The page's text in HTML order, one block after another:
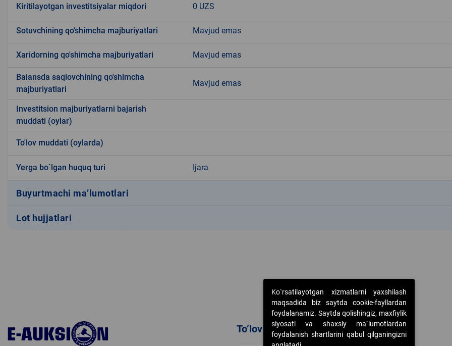
Kiritilayotgan investitsiyalar miqdori 0 UZS
Sotuvchining qo'shimcha majburiyatlari Mavjud emas
Xaridorning qo'shimcha majburiyatlari Mavjud emas
Balansda saqlovchining qo'shimcha
majburiyatlari
Mavjud emas
Investitsion majburiyatlarni bajarish
muddati (oylar)
To'lov muddati (oylarda)
Yerga bo`lgan huquq turi Ijara
Buyurtmachi ma’lumotlari
Lot hujjatlari
To‘lov usullari
Ko`rsatilayotgan xizmatlarni yaxshilash
maqsadida biz saytda cookie-fayllardan
foydalanamiz. Saytda qolishingiz, maxfiylik
siyosati va shaxsiy ma`lumotlardan
foydalanish shartlarini qabul qilganingizni